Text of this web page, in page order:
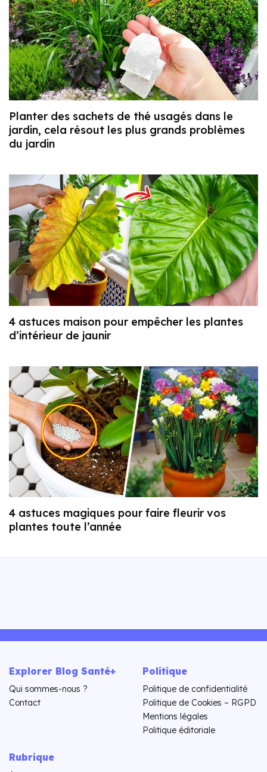
Planter des sachets de thé usagés dans le
jardin, cela résout les plus grands problèmes
du jardin
4 astuces maison pour empêcher les plantes
d’intérieur de jaunir
4 astuces magiques pour faire fleurir vos
plantes toute l’année
Explorer Blog Santé+
Qui sommes-nous ?
Contact
Politique
Politique de confidentialité
Politique de Cookies – RGPD
Mentions légales
Politique éditoriale
Rubrique